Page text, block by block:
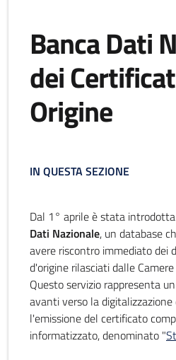
Banca Dati
dei
Origine
IN QUESTA SEZIONE
Dal 1° aprile è stata
Dati Nazionale, un database
avere riscontro immediato dei
d'origine rilasciati dalle
Questo servizio rappresenta
avanti verso la
l'emissione del certificato
informatizzato, denominato "